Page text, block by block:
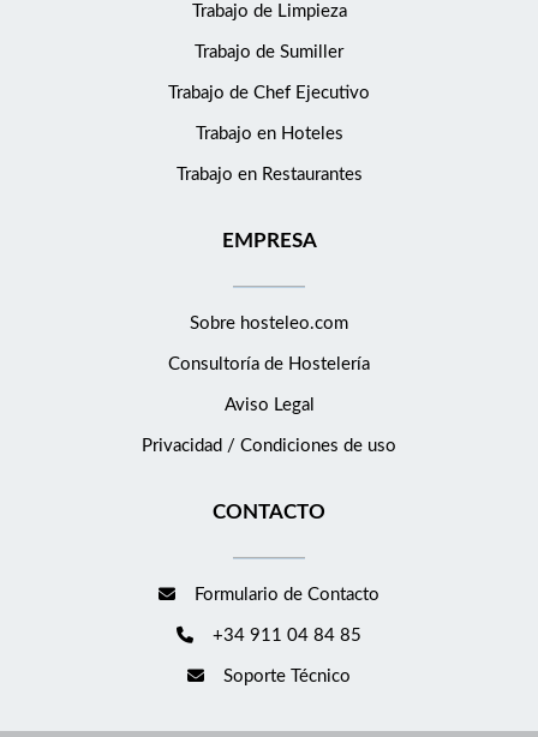
Trabajo de Limpieza
Trabajo de Sumiller
Trabajo de Chef Ejecutivo
Trabajo en Hoteles
Trabajo en Restaurantes
EMPRESA
Sobre hosteleo.com
Consultoría de Hostelería
Aviso Legal
Privacidad / Condiciones de uso
CONTACTO
Formulario de Contacto
+34 911 04 84 85
Soporte Técnico